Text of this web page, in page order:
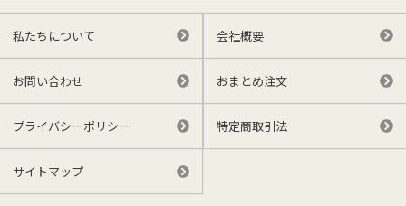
私たちについて 会社概要
お問い合わせ おまとめ注文
プライバシーポリシー 特定商取引法
サイトマップ